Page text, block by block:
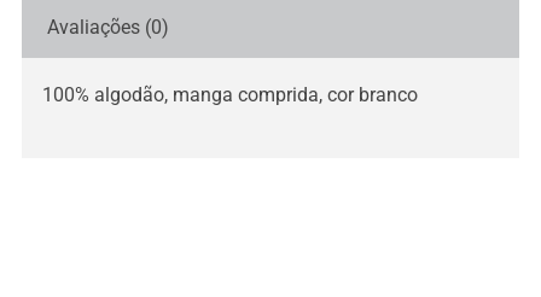
Avaliações (0)
100% algodão, manga comprida, cor branco